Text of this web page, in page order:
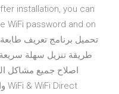
installation, you can
WiFi password and on
اصلاح جميع مشاكل
والاعدادت والاتصال المباشر بالواى فاى WiFi & WiFi Direct